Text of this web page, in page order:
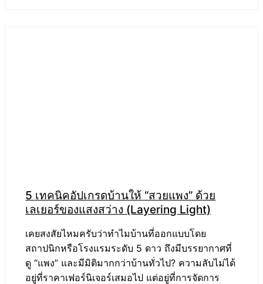
5 เทคนิคอัปเกรดบ้านให้ “สวยแพง” ด้วย
เลเยอร์ของแสงสว่าง (Layering Light)
เคยสงสัยไหมครับว่าทำไมบ้านที่ออกแบบโดย
สถาปนิกหรือโรงแรมระดับ 5 ดาว ถึงมีบรรยากาศที่
ดู “แพง” และมีมิติมากกว่าบ้านทั่วไป? ความลับไม่ได้
อยู่ที่ราคาเฟอร์นิเจอร์เสมอไป แต่อยู่ที่การจัดการ